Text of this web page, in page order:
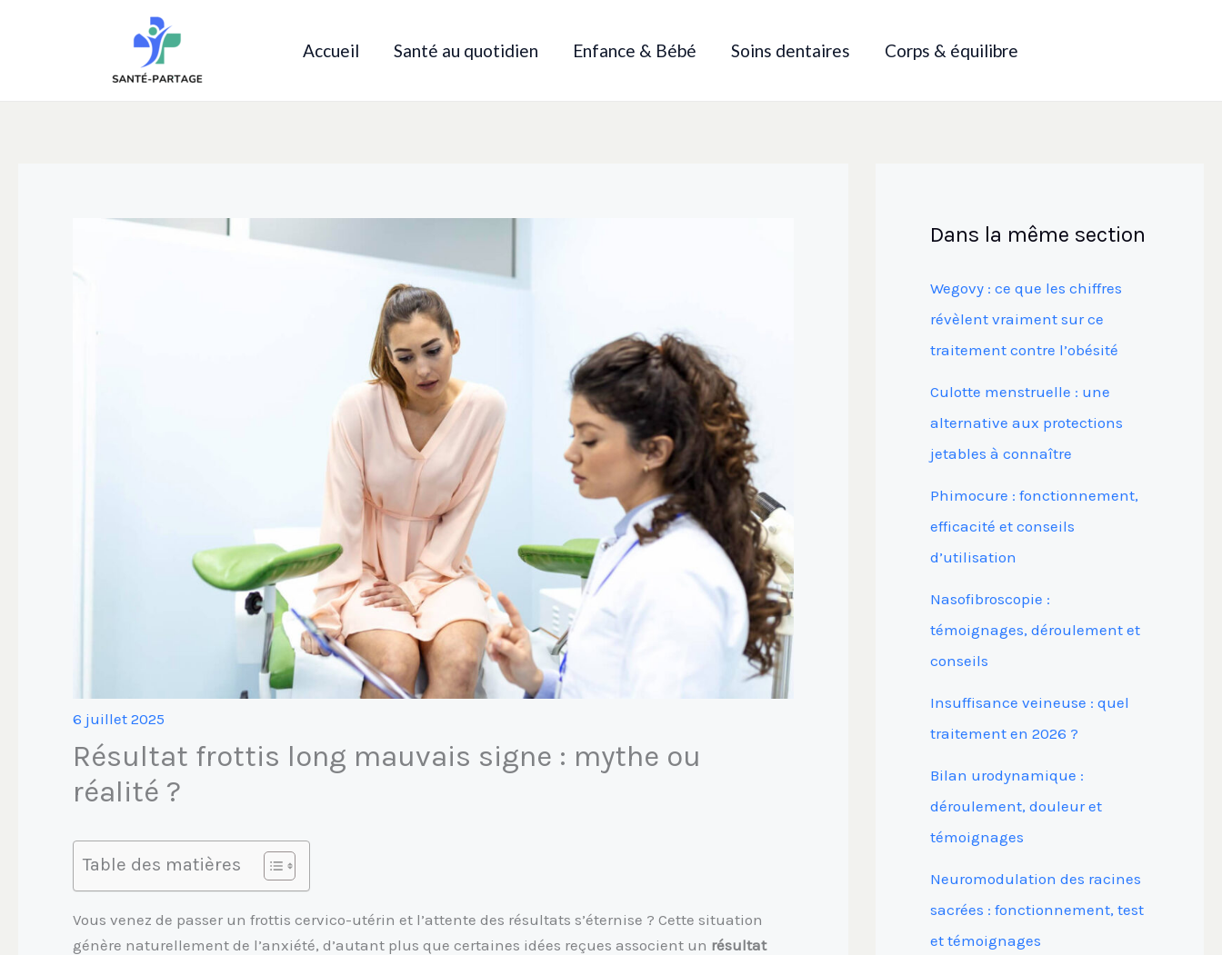
Accueil Santé au quotidien Enfance & Bébé Soins dentaires Corps & équilibre
6 juillet 2025
Résultat frottis long mauvais signe : mythe ou
réalité ?
Table des matières
Vous venez de passer un frottis cervico-utérin et l’attente des résultats s’éternise ? Cette situation
génère naturellement de l’anxiété, d’autant plus que certaines idées reçues associent un résultat
Dans la même section
Wegovy : ce que les chiffres
révèlent vraiment sur ce
traitement contre l’obésité
Culotte menstruelle : une
alternative aux protections
jetables à connaître
Phimocure : fonctionnement,
efficacité et conseils
d’utilisation
Nasofibroscopie :
témoignages, déroulement et
conseils
Insuffisance veineuse : quel
traitement en 2026 ?
Bilan urodynamique :
déroulement, douleur et
témoignages
Neuromodulation des racines
sacrées : fonctionnement, test
et témoignages